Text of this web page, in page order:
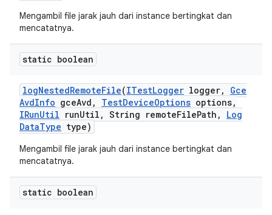
Mengambil file jarak jauh dari instance bertingkat dan
mencatatnya.
static boolean
logNestedRemoteFile(ITestLogger logger,
Gce
AvdInfo gceAvd , TestDeviceOptions options,
IRunUtil runUtil , String remoteFilePath ,
Log
DataType type)
Mengambil file jarak jauh dari instance bertingkat dan
mencatatnya.
static boolean